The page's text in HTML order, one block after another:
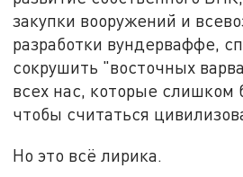
закупки вооружений и
разработки вундерваффе,
сокрушить "восточных
всех нас, которые слишком
чтобы считаться
Но это всё лирика.